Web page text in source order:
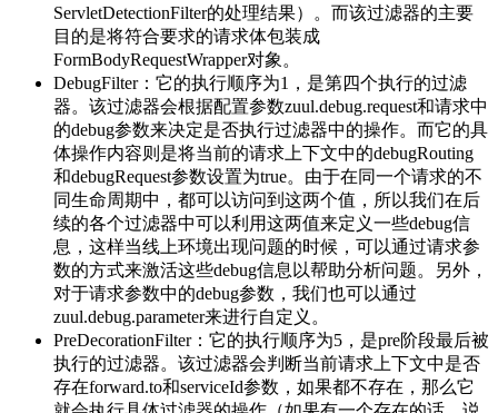
ServletDetectionFilter的处理结果）。而该过滤器的主要
目的是将符合要求的请求体包装成
FormBodyRequestWrapper对象。
DebugFilter：它的执行顺序为1，是第四个执行的过滤
器。该过滤器会根据配置参数zuul.debug.request和请求中
的debug参数来决定是否执行过滤器中的操作。而它的具
体操作内容则是将当前的请求上下文中的debugRouting
和debugRequest参数设置为true。由于在同一个请求的不
同生命周期中，都可以访问到这两个值，所以我们在后
续的各个过滤器中可以利用这两值来定义一些debug信
息，这样当线上环境出现问题的时候，可以通过请求参
数的方式来激活这些debug信息以帮助分析问题。另外，
对于请求参数中的debug参数，我们也可以通过
zuul.debug.parameter来进行自定义。
PreDecorationFilter：它的执行顺序为5，是pre阶段最后被
执行的过滤器。该过滤器会判断当前请求上下文中是否
存在forward.to和serviceId参数，如果都不存在，那么它